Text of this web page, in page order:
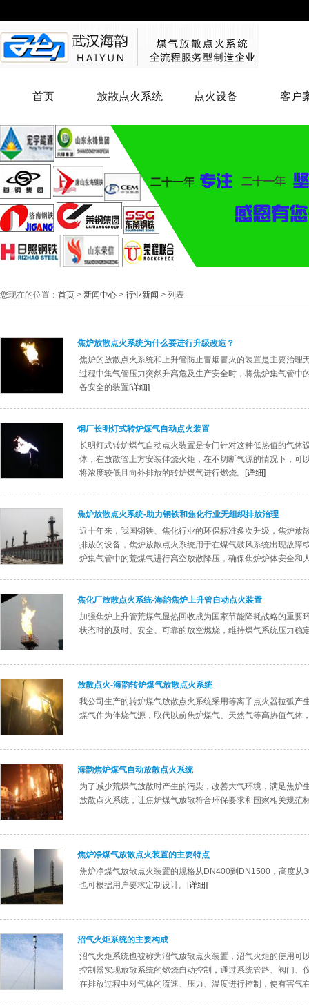
首页 放散点火系统 点火设备 客户
您现在的位置： 首页 > 新闻中心 > 行业新闻 > 列表
焦炉放散点火系统为什么要进行升级改造？
焦炉的放散点火系统和上升管防止冒烟冒火的装置是主要治
过程中集气管压力突然升高危及生产安全时，将焦炉集气管
备安全的装置[详细]
钢厂长明灯式转炉煤气自动点火装置
长明灯式转炉煤气自动点火装置是专门针对这种低热值的气体
体，在放散管上方安装伴烧火炬，在不切断气源的情况下，
将浓度较低且向外排放的转炉煤气进行燃烧。
[详细]
焦炉放散点火系统-助力钢铁和焦化行业无组织排放治理
近十年来，我国钢铁、焦化行业的环保标准多次升级，焦炉
排放的设备，焦炉放散点火系统用于在煤气鼓风系统出现故
炉集气管中的荒煤气进行高空放散降压，确保焦炉炉体安全和
焦化厂放散点火系统-海韵焦炉上升管自动点火装置
加强焦炉上升管荒煤气显热回收成为国家节能降耗战略的重
状态时的及时、安全、可靠的放空燃烧，维持煤气系统压力稳
放散点火-海韵转炉煤气放散点火系统
我公司生产的转炉煤气放散点火系统采用等离子点火器拉弧
煤气作为伴烧气源，取代以前焦炉煤气、天然气等高热值气体
海韵焦炉煤气自动放散点火系统
为了减少荒煤气放散时产生的污染，改善大气环境，满足焦
放散点火系统，让焦炉煤气放散符合环保要求和国家相关规范
焦炉净煤气放散点火装置的主要特点
焦炉净煤气放散点火装置的规格从DN400到DN1500，高度
也可根据用户要求定制设计。
[详细]
沼气火炬系统的主要构成
沼气火炬系统也被称为沼气放散点火装置，沼气火炬的使用
控制器实现放散系统的燃烧自动控制，通过系统管路、阀门
在排放过程中对气体的流速、压力、温度进行控制，使有害气